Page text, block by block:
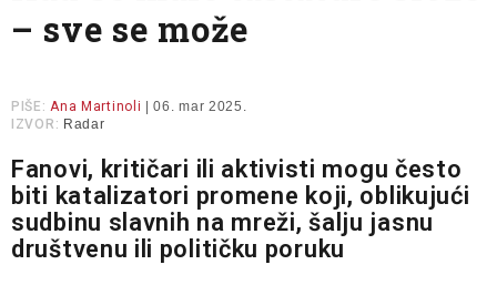
Informer Slavko Ćuruvija
– sve se može
PIŠE: Ana Martinoli | 06. mar 2025.
IZVOR: Radar
Fanovi, kritičari ili aktivisti mogu često
biti katalizatori promene koji, oblikujući
sudbinu slavnih na mreži, šalju jasnu
društvenu ili političku poruku